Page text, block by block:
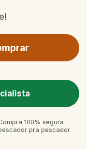
100% segura
pra pescador